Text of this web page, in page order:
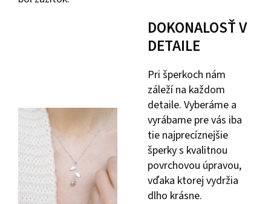
DOKONALOSŤ V
DETAILE
Pri šperkoch nám
záleží na každom
detaile. Vyberáme a
vyrábame pre vás iba
tie najprecíznejšie
šperky s kvalitnou
povrchovou úpravou,
vďaka ktorej vydržia
dlho krásne.